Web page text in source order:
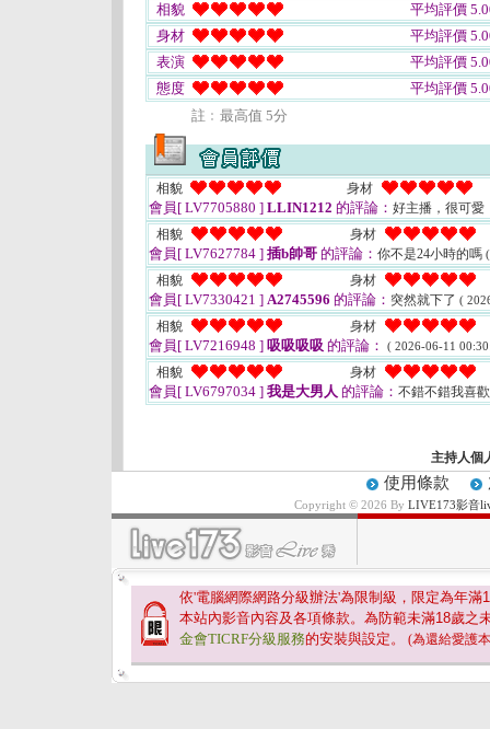
相貌
平均評價
身材
平均評價
表演
平均評價
態度
平均評價
註﹕最高值 5分
相貌 身材
會員[ LV7705880 ] LLIN1212 的評論： 好主播，很可
相貌
身材
會員[ LV7627784 ] 插b帥哥 的評論： 你不是24小時的嗎
相貌 身材
會員[ LV7330421 ] A2745596 的評論： 突然就下了 (
相貌 身材
會員[ LV7216948 ] 吸吸吸吸 的評論： ( 2026-06-11
相貌 身材
會員[ LV6797034 ] 我是大男人 的評論： 不錯不錯我喜
主持人個
使用條款
Copyright © 2026 By LIVE173影音
依'電腦網際網路分級辦法'為限制級，限定為年滿
本站內影音內容及各項條款。為防範未滿18歲之
金會TICRF分級服務的安裝與設定。 (為還給愛護